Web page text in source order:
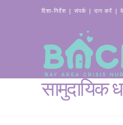
दिशा-निर्देश | संपर्क| दान करें |
सामुदायिक